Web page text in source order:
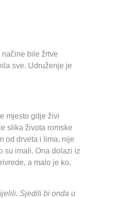
bile žrtve
sve. Udruženje je
mjesto gdje živi
slika života romske
od drveta i lima, nije
su imali. Ona dolazi iz
a malo je ko,
Sjedili bi onda u